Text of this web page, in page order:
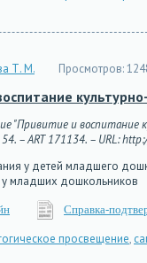
Т. М. Просмотров:
"Привитие и
– ART 171134. – URL:
у детей младшего
у младших дошкольников
Справка-
просвещение,